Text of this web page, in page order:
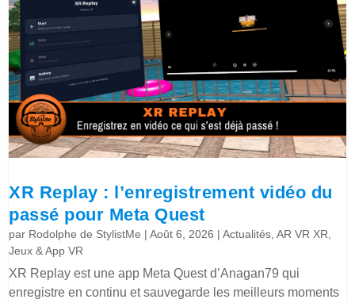
XR Replay : l’enregistrement vidéo du
passé pour Meta Quest
par Rodolphe de StylistMe |Août 6, 2026 |Actualités ,AR VR XR
Jeux & App VR
XR Replay est une app Meta Quest d’Anagan79 qui
enregistre en continu et sauvegarde les meilleurs moments